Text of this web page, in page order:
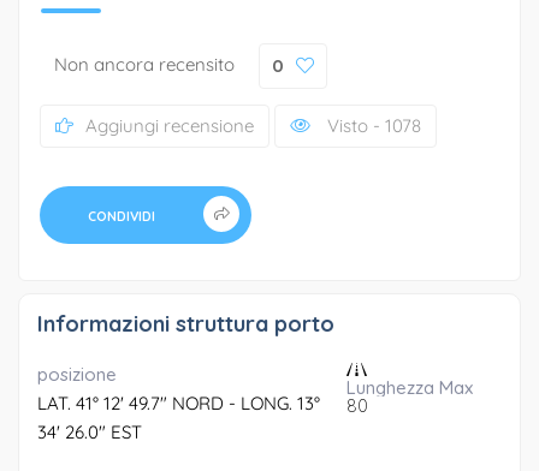
Non ancora recensito 0
Aggiungi recensione Visto - 1078
CONDIVIDI
Informazioni struttura porto
posizione
LAT. 41° 12' 49.7" NORD - LONG. 13°
34' 26.0" EST
Lunghezza Max
80